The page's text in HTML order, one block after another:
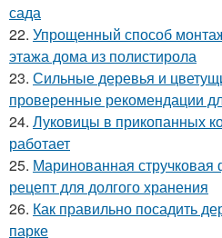
сада
22. Упрощенный способ
этажа дома из полистирола
23. Сильные деревья и
проверенные рекомендации
24. Луковицы в прикопанных
работает
25. Маринованная стручковая
рецепт для долгого хранения
26. Как правильно посадить
парке